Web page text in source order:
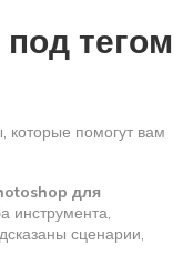
тегом
помогут вам
для
инструмента,
сценарии,